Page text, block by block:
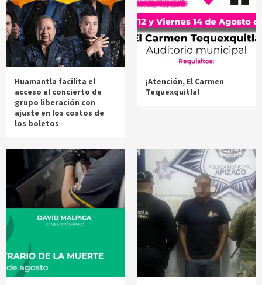
Huamantla facilita el
acceso al concierto de
grupo liberación con
ajuste en los costos de
los boletos
¡Atención, El Carmen
Tequexquitla!